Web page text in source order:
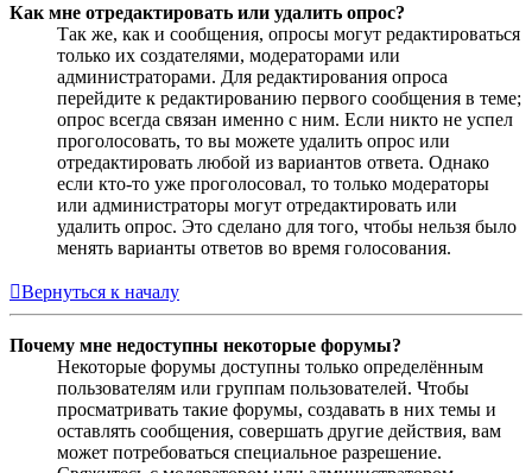
Как мне отредактировать или удалить опрос?
Так же, как и сообщения, опросы могут редактироваться
только их создателями, модераторами или
администраторами. Для редактирования опроса
перейдите к редактированию первого сообщения в теме;
опрос всегда связан именно с ним. Если никто не успел
проголосовать, то вы можете удалить опрос или
отредактировать любой из вариантов ответа. Однако
если кто-то уже проголосовал, то только модераторы
или администраторы могут отредактировать или
удалить опрос. Это сделано для того, чтобы нельзя было
менять варианты ответов во время голосования.
Вернуться к началу
Почему мне недоступны некоторые форумы?
Некоторые форумы доступны только определённым
пользователям или группам пользователей. Чтобы
просматривать такие форумы, создавать в них темы и
оставлять сообщения, совершать другие действия, вам
может потребоваться специальное разрешение.